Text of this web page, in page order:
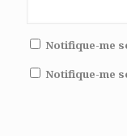
Notifique-me
Notifique-me